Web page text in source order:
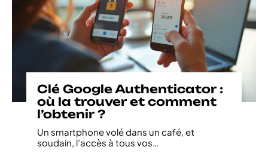
Clé Google Authenticator :
où la trouver et comment
l’obtenir ?
Un smartphone volé dans un café, et
soudain, l’accès à tous vos…